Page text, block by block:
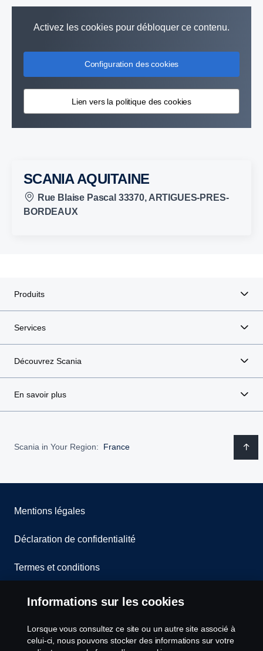
Activez les cookies pour débloquer ce contenu.
Configuration des cookies
Lien vers la politique des cookies
SCANIA AQUITAINE
Rue Blaise Pascal 33370, ARTIGUES-PRES-
BORDEAUX
Produits
Services
Découvrez Scania
En savoir plus
Scania in Your Region: France
Mentions légales
Déclaration de confidentialité
Termes et conditions
Contactez-nous
Lanceurs d’alerte
Informations sur les cookies
Lorsque vous consultez ce site ou un autre site associé à
celui-ci, nous pouvons stocker des informations sur votre